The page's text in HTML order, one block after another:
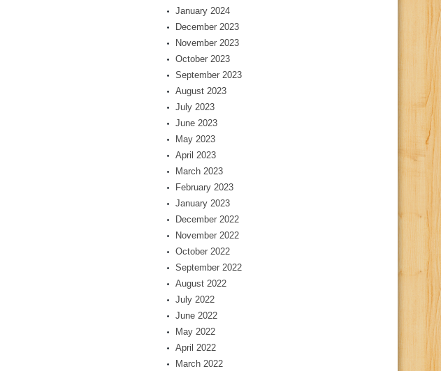
January 2024
December 2023
November 2023
October 2023
September 2023
August 2023
July 2023
June 2023
May 2023
April 2023
March 2023
February 2023
January 2023
December 2022
November 2022
October 2022
September 2022
August 2022
July 2022
June 2022
May 2022
April 2022
March 2022